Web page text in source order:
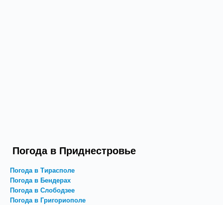
Погода в Приднестровье
Погода в Тирасполе
Погода в Бендерах
Погода в Слободзее
Погода в Григориополе